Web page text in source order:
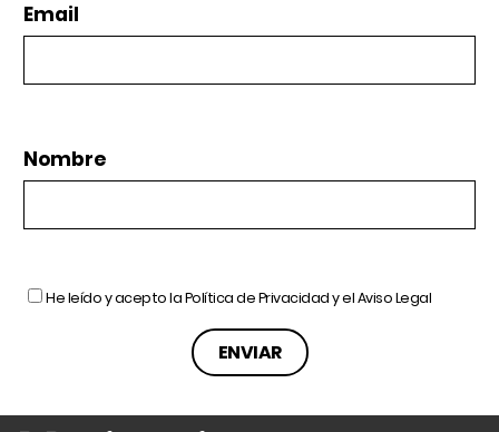
Email
Nombre
He leído y acepto laPolítica de Privacidady elAviso Legal